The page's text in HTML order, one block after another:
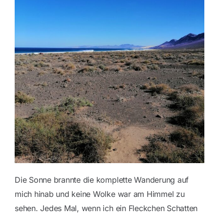
Die Sonne brannte die komplette Wanderung auf
mich hinab und keine Wolke war am Himmel zu
sehen. Jedes Mal, wenn ich ein Fleckchen Schatten